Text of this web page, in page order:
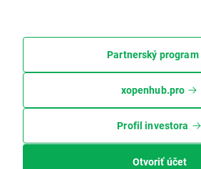
Partnerský program
xopenhub.pro
Profil investora
Otvoriť účet